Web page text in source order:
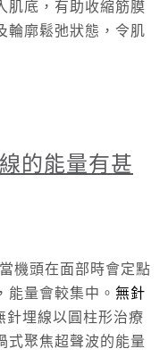
肌底，有助收縮筋膜
輪廓鬆弛狀態，令肌
的能量有甚
機頭在面部時會定點
能量會較集中。 無針
埋線以圓柱形治療
式聚焦超聲波的能量